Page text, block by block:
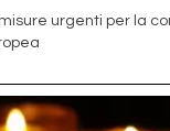
urgenti per la